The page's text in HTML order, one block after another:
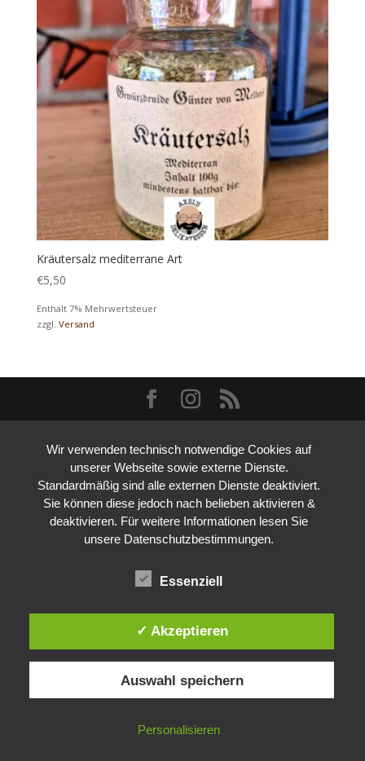
Kräutersalz mediterrane Art
€5,50
Enthält 7% Mehrwertsteuer
zzgl. Versand
Wir verwenden technisch notwendige Cookies auf
unserer Webseite sowie externe Dienste.
Standardmäßig sind alle externen Dienste deaktiviert.
Sie können diese jedoch nach belieben aktivieren &
deaktivieren. Für weitere Informationen lesen Sie
unsere Datenschutzbestimmungen.
Essenziell
✓ Akzeptieren
Auswahl speichern
Personalisieren